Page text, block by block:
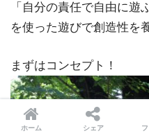
「自分の責任で自由に
を使った遊びで創造性を
まずはコンセプト！
ホーム シェア